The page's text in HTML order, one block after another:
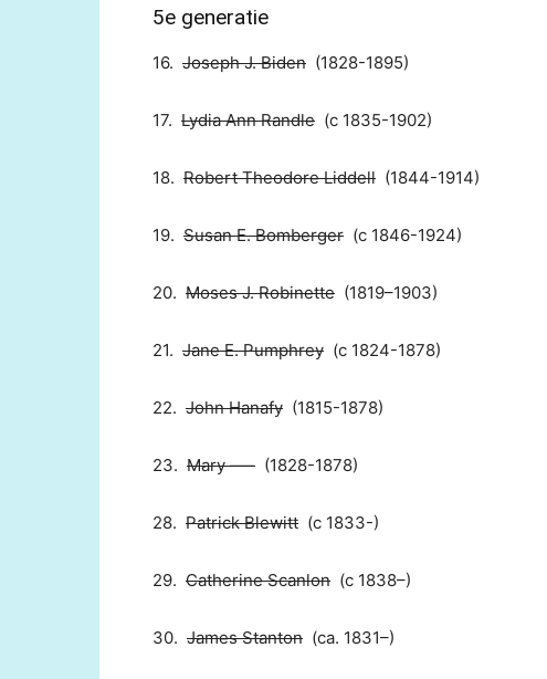
5e generatie
16. Joseph J. Biden (1828-1895)
17. Lydia Ann Randle (c 1835-1902)
18. Robert Theodore Liddell (1844-1914)
19. Susan E. Bomberger (c 1846-1924)
20. Moses J. Robinette (1819–1903)
21. Jane E. Pumphrey (c 1824-1878)
22. John Hanafy (1815-1878)
23. Mary —– (1828-1878)
28. Patrick Blewitt (c 1833-)
29. Catherine Scanlon (c 1838–)
30. James Stanton (ca. 1831–)